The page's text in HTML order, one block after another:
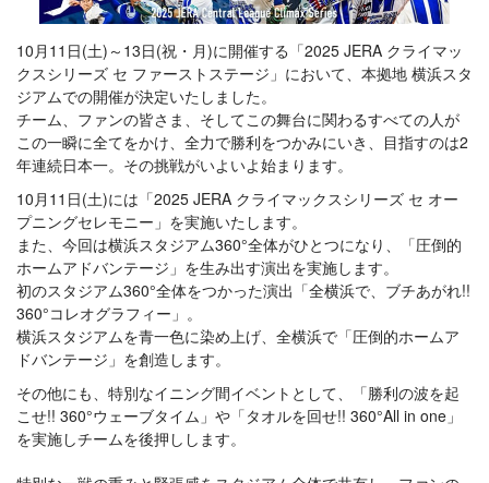
10月11日(土)～13日(祝・月)に開催する「2025 JERA クライマッ
クスシリーズ セ ファーストステージ」において、本拠地 横浜スタ
ジアムでの開催が決定いたしました。
チーム、ファンの皆さま、そしてこの舞台に関わるすべての人が
この一瞬に全てをかけ、全力で勝利をつかみにいき、目指すのは2
年連続日本一。その挑戦がいよいよ始まります。
10月11日(土)には「2025 JERA クライマックスシリーズ セ オー
プニングセレモニー」を実施いたします。
また、今回は横浜スタジアム360°全体がひとつになり、「圧倒的
ホームアドバンテージ」を生み出す演出を実施します。
初のスタジアム360°全体をつかった演出「全横浜で、ブチあがれ!!
360°コレオグラフィー」。
横浜スタジアムを青一色に染め上げ、全横浜で「圧倒的ホームア
ドバンテージ」を創造します。
その他にも、特別なイニング間イベントとして、「勝利の波を起
こせ!! 360°ウェーブタイム」や「タオルを回せ!! 360°All in one」
を実施しチームを後押しします。